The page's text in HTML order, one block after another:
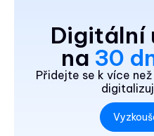
Digitální
na 30
Přidejte se k více